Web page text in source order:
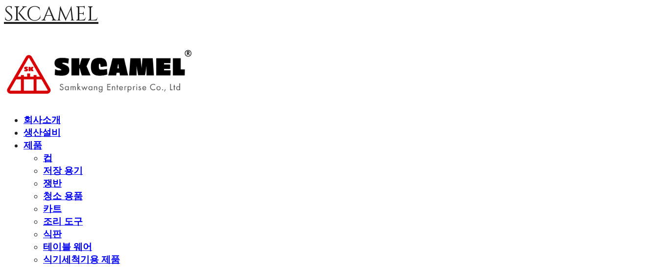
SKCAMEL
회사소개
생산설비
제품
컵
저장 용기
쟁반
청소 용품
카트
조리 도구
식판
테이블 웨어
식기세척기용 제품